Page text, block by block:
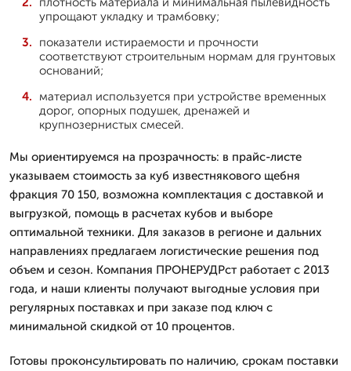
упрощают укладку и трамбовку;
показатели истираемости и прочности
соответствуют строительным нормам для грунтовых
оснований;
материал используется при устройстве временных
дорог, опорных подушек, дренажей и
крупнозернистых смесей.
Мы ориентируемся на прозрачность: в прайс-листе
указываем стоимость за куб известнякового щебня
фракция 70 150, возможна комплектация с доставкой и
выгрузкой, помощь в расчетах кубов и выборе
оптимальной техники. Для заказов в регионе и дальних
направлениях предлагаем логистические решения под
объем и сезон. Компания ПРОНЕРУДРст работает с 2013
года, и наши клиенты получают выгодные условия при
регулярных поставках и при заказе под ключ с
минимальной скидкой от 10 процентов.
Готовы проконсультировать по наличию, срокам поставки